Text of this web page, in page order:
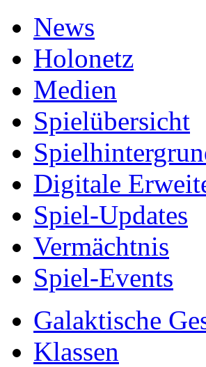
News
Holonetz
Medien
Spielübersicht
Digitale
Spiel-Updates
Vermächtnis
Spiel-Events
Galaktische
Klassen